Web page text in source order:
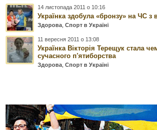
14 листопада 2011 о 10:16
Українка здобула «бронзу» на ЧС з
Здорова ,Спорт в Україні
11 вересня 2011 о 13:08
Українка Вікторія Терещук стала
сучасного п'ятиборства
Здорова ,Спорт в Україні